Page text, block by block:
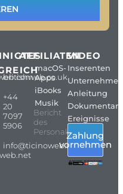
britishweb.co.uk
+44
20
7097
5906
info@ticinoweb.net
AFFILIATEN
macOS-
Apps
iBooks
Musik
Bericht
des
Personals
VIDEO
Inserenten
Unternehmen
Anleitung
Ereignisse
Zahlung
vornehmen